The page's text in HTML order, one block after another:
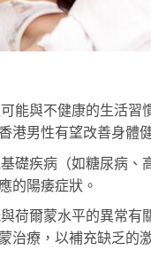
能與不健康的生活習
港男性有望改善身體
礎疾病（如糖尿病、
的陽痿症狀。
荷爾蒙水平的異常有
治療，以補充缺乏的